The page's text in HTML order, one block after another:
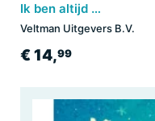
Ik ben altijd bij je
Veltman Uitgevers B.V.
€ 14,99